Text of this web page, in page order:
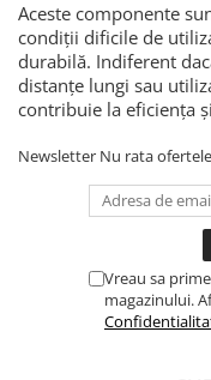
Lampi interior,
Lampi LED auto
Lampi numar
Lampi Fata cu Bec &
Lampi Fata LED &
Lampi Spate cu Bec &
Lampi Spate LED &
Seturi Lampi Spate
Lumini de Zi, DRL
Aceste componente
condiții dificile de
durabilă. Indiferent
distanțe lungi sau
contribuie la eficiența
Newsletter Nu rata
Vreau sa
magazinului.